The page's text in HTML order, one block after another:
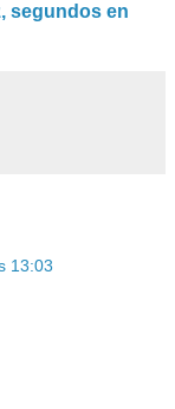
segundos en
13:03